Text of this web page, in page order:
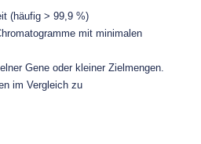
(häufig > 99,9 %)
mit minimalen
Gene oder kleiner Zielmengen.
im Vergleich zu